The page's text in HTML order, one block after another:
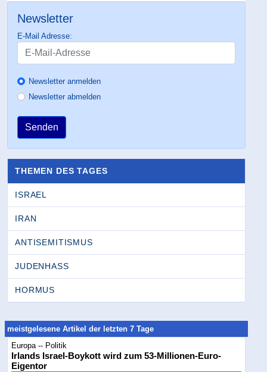
Newsletter
E-Mail Adresse:
Newsletter anmelden
Newsletter abmelden
Senden
THEMEN DES TAGES
ISRAEL
IRAN
ANTISEMITISMUS
JUDENHASS
HORMUS
meistgelesene Artikel der letzten 7 Tage
Europa -- Politik
Irlands Israel-Boykott wird zum 53-Millionen-Euro-
Eigentor